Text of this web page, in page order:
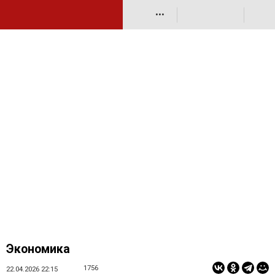
•••
Экономика
22.04.2026 22:15 1756